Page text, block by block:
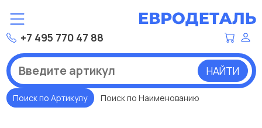
+7 495 770 47 88
НАЙТИ
Поиск по Артикулу Поиск по Наименованию